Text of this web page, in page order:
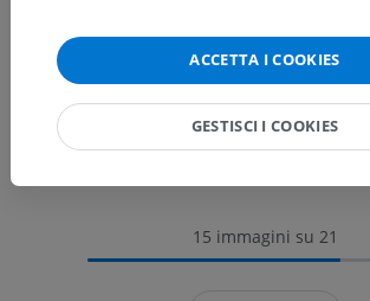
15 immagini su 21
ACCETTA I COOKIES
GESTISCI I COOKIES